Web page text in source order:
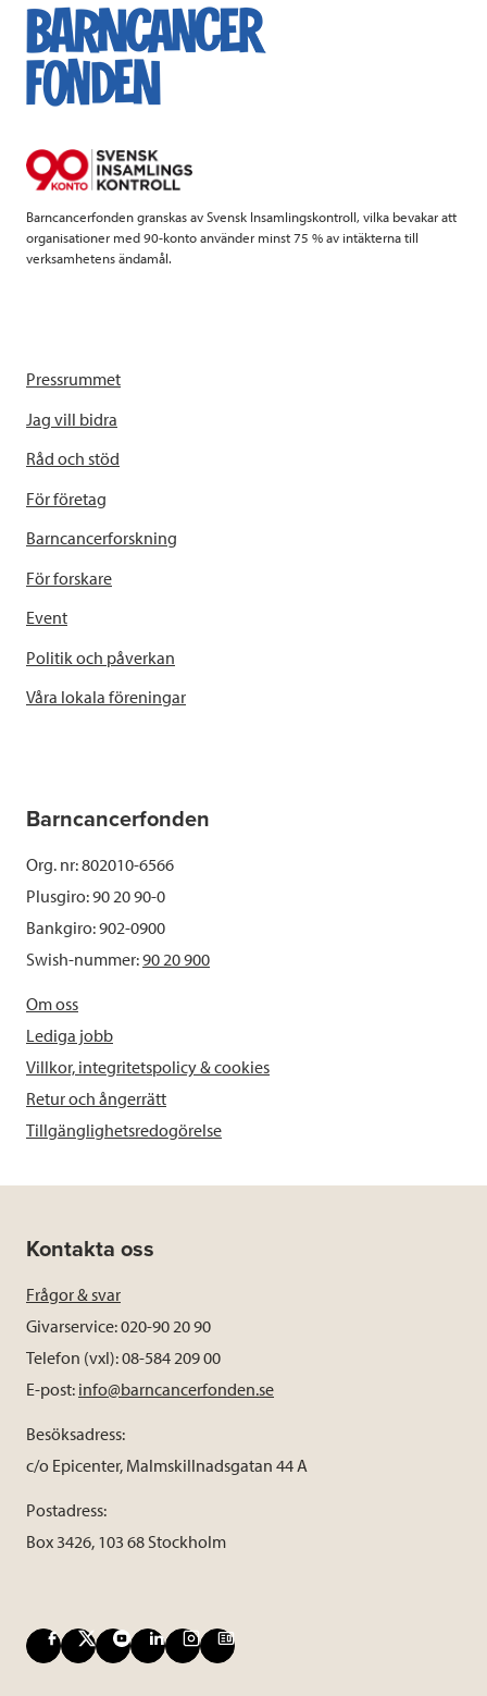
e
b
k
t
t
k
e
Barncancerfonden granskas av Svensk Insamlingskontroll, vilka bevakar att
organisationer med 90-konto använder minst 75 % av intäkterna till
verksamhetens ändamål.
Pressrummet
Jag vill bidra
Råd och stöd
För företag
Barncancerforskning
För forskare
Event
Politik och påverkan
Våra lokala föreningar
Barncancerfonden
Org. nr: 802010-6566
Plusgiro: 90 20 90-0
Bankgiro: 902-0900
Swish-nummer:90 20 900
Om oss
Lediga jobb
Villkor, integritetspolicy & cookies
Retur och ångerrätt
Tillgänglighetsredogörelse
Kontakta oss
Frågor & svar
Givarservice: 020-90 20 90
Telefon (vxl): 08-584 209 00
E-post: info@barncancerfonden.se
Besöksadress:
c/o Epicenter, Malmskillnadsgatan 44 A
Postadress:
Box 3426, 103 68 Stockholm
F
X
Y
L
I
B